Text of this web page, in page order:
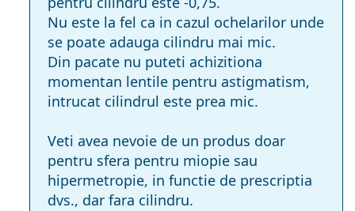
Nu este la fel ca in cazul ochelarilor unde
se poate adauga cilindru mai mic.
Din pacate nu puteti achizitiona
momentan lentile pentru astigmatism,
intrucat cilindrul este prea mic.
Veti avea nevoie de un produs doar
pentru sfera pentru miopie sau
hipermetropie, in functie de prescriptia
dvs., dar fara cilindru.